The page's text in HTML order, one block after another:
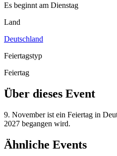
Es beginnt am Dienstag
Land
Deutschland
Feiertagstyp
Feiertag
Über dieses Event
9. November ist ein Feiertag in
2027 begangen wird.
Ähnliche Events